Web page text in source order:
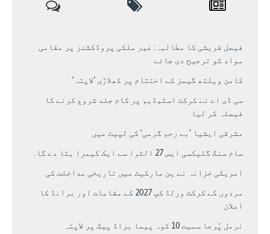
فیصل قریشی کا مطالبہ: غیر ملکی پروڈکشنز پر مقامی
مواد کو ترجیح دی جائے
کامن ویلتھ گیمز کے اختتام پر کھلاڑی ‘لاپتہ’
سی ڈی اے نے کرکٹ اسٹیڈیم پر کام جلد شروع کرنے کا
فیصلہ کر لیا
مشرقی ایشیا ‘بے رحم گرمی’ کی لپیٹ میں
سام سنگ گلیکسی ایس 27 الٹرا سے ایک کیمرا ہٹا دے گا.
امریکی خزانہ نے ین مارکیٹ میں تاریخی مداخلت کی
مردوں کے کرکٹ ورلڈ کپ 2027 کے مقامات اور برانڈ کا
اعلان
نرمل پُرجا سمیت 10 کوہ پیما براڈ پیک پر لاپتہ